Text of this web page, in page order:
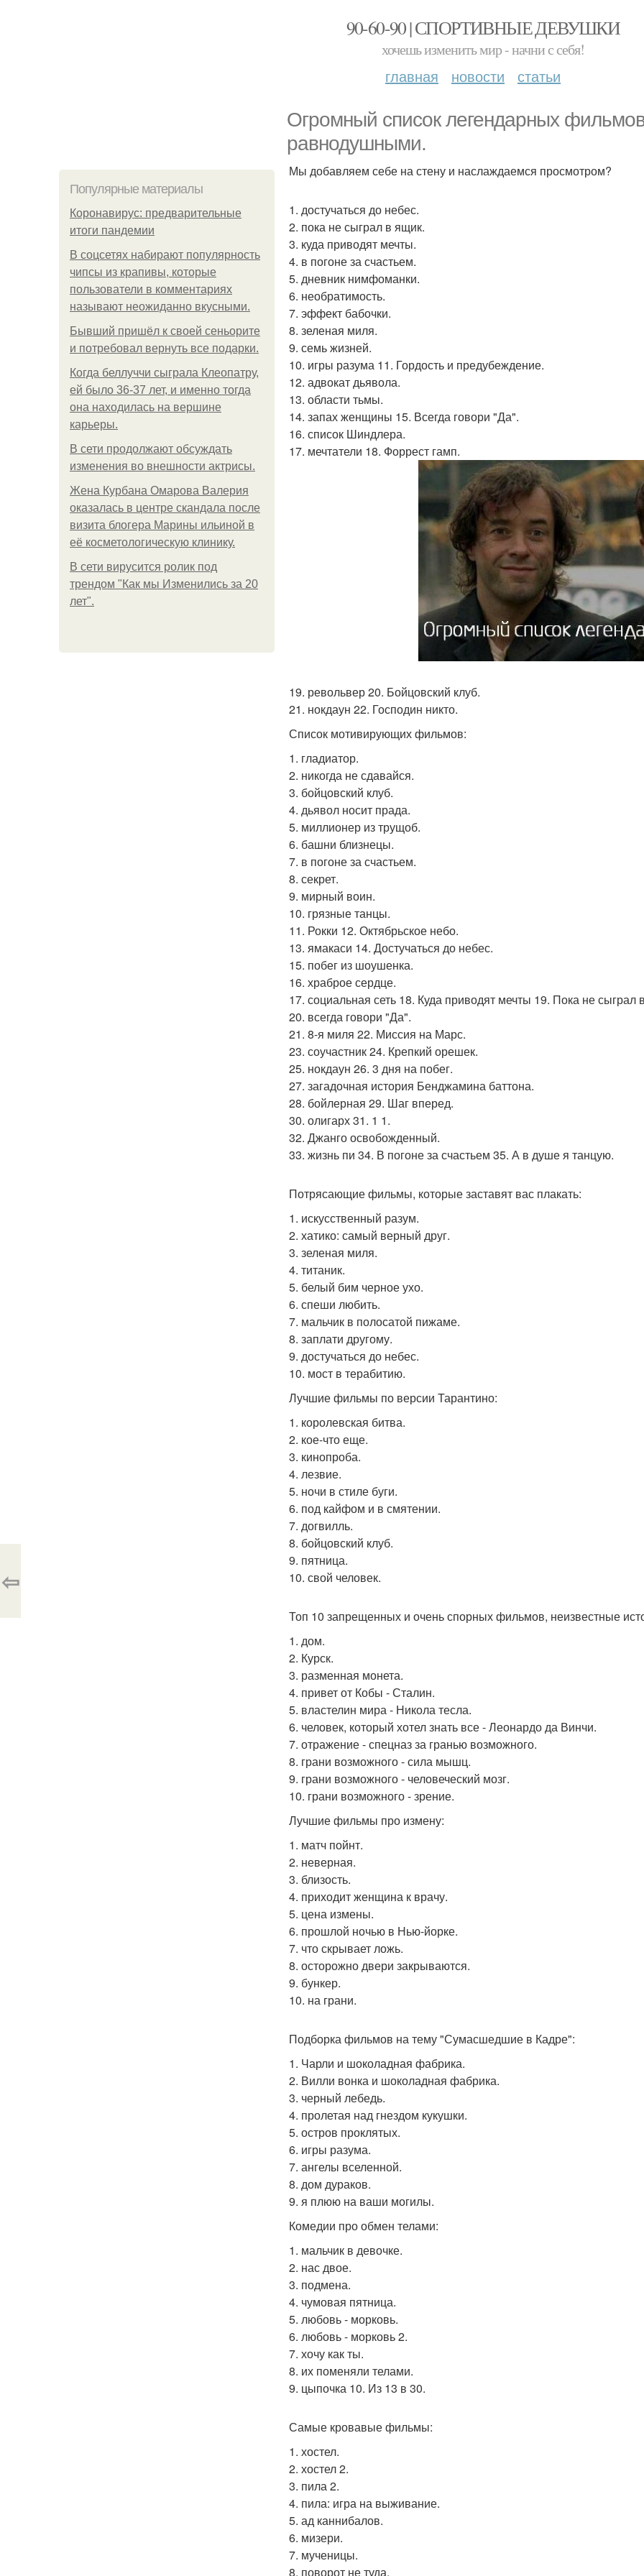
90-60-90 | СПОРТИВНЫЕ ДЕВУШКИ
хочешь изменить мир - начни с себя!
главная новости статьи
Огромный список легендарных
равнодушными.
Популярные материалы
Коронавирус: предварительные
итоги пандемии
В соцсетях набирают популярность
чипсы из крапивы, которые
пользователи в комментариях
называют неожиданно вкусными.
Бывший пришёл к своей сеньорите
и потребовал вернуть все подарки.
Когда беллуччи сыграла Клеопатру,
ей было 36-37 лет, и именно тогда
она находилась на вершине
карьеры.
В сети продолжают обсуждать
изменения во внешности актрисы.
Жена Курбана Омарова Валерия
оказалась в центре скандала после
визита блогера Марины ильиной в
её косметологическую клинику.
В сети вирусится ролик под
трендом "Как мы Изменились за 20
лет".
Мы добавляем себе на стену и наслаждаемся просмотром?
1. достучаться до небес.
2. пока не сыграл в ящик.
3. куда приводят мечты.
4. в погоне за счастьем.
5. дневник нимфоманки.
6. необратимость.
7. эффект бабочки.
8. зеленая миля.
9. семь жизней.
10. игры разума 11. Гордость и предубеждение.
12. адвокат дьявола.
13. области тьмы.
14. запах женщины 15. Всегда говори "Да".
16. список Шиндлера.
17. мечтатели 18. Форрест гамп.
19. револьвер 20. Бойцовский клуб.
21. нокдаун 22. Господин никто.
Список мотивирующих фильмов:
1. гладиатор.
2. никогда не сдавайся.
3. бойцовский клуб.
4. дьявол носит прада.
5. миллионер из трущоб.
6. башни близнецы.
7. в погоне за счастьем.
8. секрет.
9. мирный воин.
10. грязные танцы.
11. Рокки 12. Октябрьское небо.
13. ямакаси 14. Достучаться до небес.
15. побег из шоушенка.
16. храброе сердце.
17. социальная сеть 18. Куда приводят мечты 19. Пока не сыграл
20. всегда говори "Да".
21. 8-я миля 22. Миссия на Марс.
23. соучастник 24. Крепкий орешек.
25. нокдаун 26. 3 дня на побег.
27. загадочная история Бенджамина баттона.
28. бойлерная 29. Шаг вперед.
30. олигарх 31. 1 1.
32. Джанго освобожденный.
33. жизнь пи 34. В погоне за счастьем 35. А в душе я танцую.
Потрясающие фильмы, которые заставят вас плакать:
1. искусственный разум.
2. хатико: самый верный друг.
3. зеленая миля.
4. титаник.
5. белый бим черное ухо.
6. спеши любить.
7. мальчик в полосатой пижаме.
8. заплати другому.
9. достучаться до небес.
10. мост в терабитию.
Лучшие фильмы по версии Тарантино:
1. королевская битва.
2. кое-что еще.
3. кинопроба.
4. лезвие.
5. ночи в стиле буги.
6. под кайфом и в смятении.
7. догвилль.
8. бойцовский клуб.
9. пятница.
10. свой человек.
Топ 10 запрещенных и очень спорных фильмов, неизвестные
1. дом.
2. Курск.
3. разменная монета.
4. привет от Кобы - Сталин.
5. властелин мира - Никола тесла.
6. человек, который хотел знать все - Леонардо да Винчи.
7. отражение - спецназ за гранью возможного.
8. грани возможного - сила мышц.
9. грани возможного - человеческий мозг.
10. грани возможного - зрение.
Лучшие фильмы про измену:
1. матч пойнт.
2. неверная.
3. близость.
4. приходит женщина к врачу.
5. цена измены.
6. прошлой ночью в Нью-йорке.
7. что скрывает ложь.
8. осторожно двери закрываются.
9. бункер.
10. на грани.
Подборка фильмов на тему "Сумасшедшие в Кадре":
1. Чарли и шоколадная фабрика.
2. Вилли вонка и шоколадная фабрика.
3. черный лебедь.
4. пролетая над гнездом кукушки.
5. остров проклятых.
6. игры разума.
7. ангелы вселенной.
8. дом дураков.
9. я плюю на ваши могилы.
Комедии про обмен телами:
1. мальчик в девочке.
2. нас двое.
3. подмена.
4. чумовая пятница.
5. любовь - морковь.
6. любовь - морковь 2.
7. хочу как ты.
8. их поменяли телами.
9. цыпочка 10. Из 13 в 30.
Самые кровавые фильмы:
1. хостел.
2. хостел 2.
3. пила 2.
4. пила: игра на выживание.
5. ад каннибалов.
6. мизери.
7. мученицы.
8. поворот не туда.
⇦